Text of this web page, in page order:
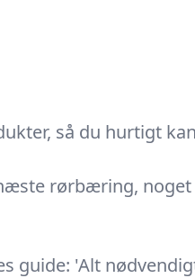
så du hurtigt
rørbæring,
guide: 'Alt